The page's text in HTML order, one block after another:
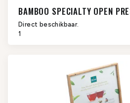
BAMBOO SPECIALTY OPEN
Direct beschikbaar.
1